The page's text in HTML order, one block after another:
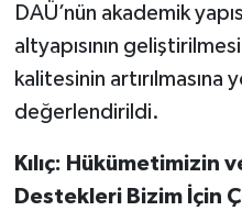
DAÜ’nün akademik
altyapısının
kalitesinin artırılmasına
değerlendirildi.
Kılıç: Hükümetimizin
Destekleri Bizim İçin